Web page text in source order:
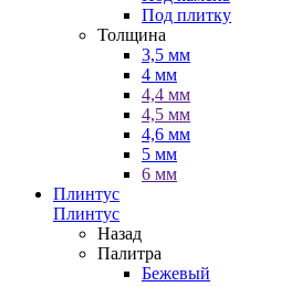
Под плитку
Толщина
3,5 мм
4 мм
4,4 мм
4,5 мм
4,6 мм
5 мм
6 мм
Плинтус
Плинтус
Назад
Палитра
Бежевый